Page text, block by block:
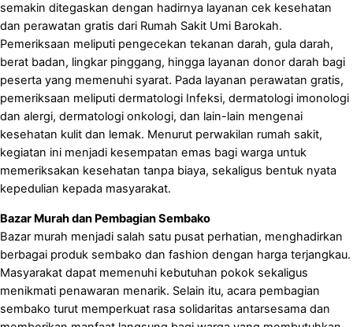
semakin ditegaskan dengan hadirnya layanan cek kesehatan
dan perawatan gratis dari Rumah Sakit Umi Barokah.
Pemeriksaan meliputi pengecekan tekanan darah, gula darah,
berat badan, lingkar pinggang, hingga layanan donor darah bagi
peserta yang memenuhi syarat. Pada layanan perawatan gratis,
pemeriksaan meliputi dermatologi Infeksi, dermatologi imonologi
dan alergi, dermatologi onkologi, dan lain-lain mengenai
kesehatan kulit dan lemak. Menurut perwakilan rumah sakit,
kegiatan ini menjadi kesempatan emas bagi warga untuk
memeriksakan kesehatan tanpa biaya, sekaligus bentuk nyata
kepedulian kepada masyarakat.
Bazar Murah dan Pembagian Sembako
Bazar murah menjadi salah satu pusat perhatian, menghadirkan
berbagai produk sembako dan fashion dengan harga terjangkau.
Masyarakat dapat memenuhi kebutuhan pokok sekaligus
menikmati penawaran menarik. Selain itu, acara pembagian
sembako turut memperkuat rasa solidaritas antarsesama dan